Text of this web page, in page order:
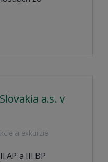
a.s. v
a exkurzie
a III.BP